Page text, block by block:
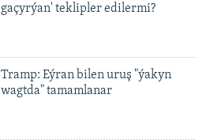
gaçyrýan' teklipler edilermi?
Tramp: Eýran bilen uruş "ýakyn
wagtda" tamamlanar